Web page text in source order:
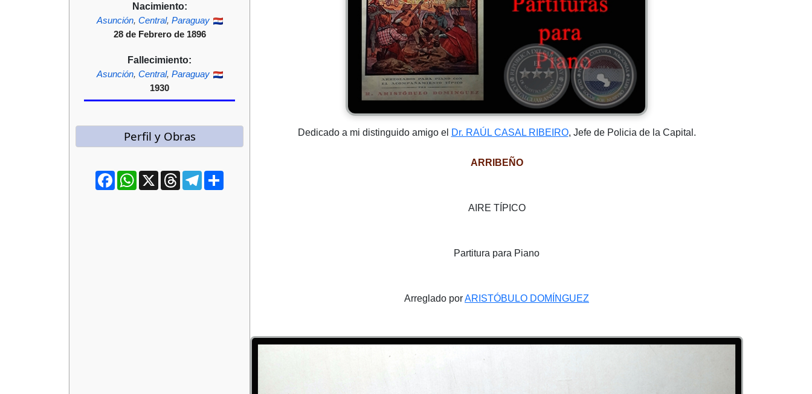
Nacimiento:
Asunción, Central, Paraguay
28 de Febrero de 1896
Fallecimiento:
Asunción, Central, Paraguay
1930
Perfil y Obras
FacebookWhatsApp
X ThreadsTelegram
Dedicado a mi distinguido amigo el Dr. RAÚL CASAL RIBEIRO, Jefe de Policia de la Capital.
ARRIBEÑO
AIRE TÍPICO
Partitura para Piano
Arreglado porARISTÓBULO DOMÍNGUEZ